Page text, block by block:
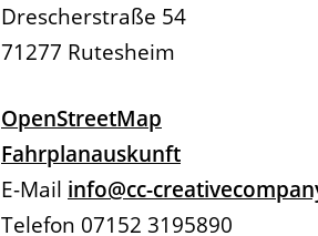
Drescherstraße 54
71277 Rutesheim
OpenStreetMap
Fahrplanauskunft
E-Mail info@cc-
Telefon 07152 3195890